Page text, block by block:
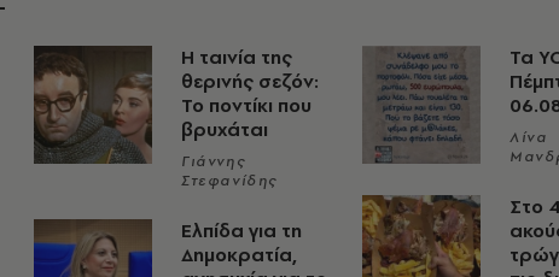
Η ταινία της
θερινής σεζόν:
Το ποντίκι που
βρυχάται
Γιάννης
Στεφανίδης
Ελπίδα για τη
Δημοκρατία,
Τα
Λίνα
Στο